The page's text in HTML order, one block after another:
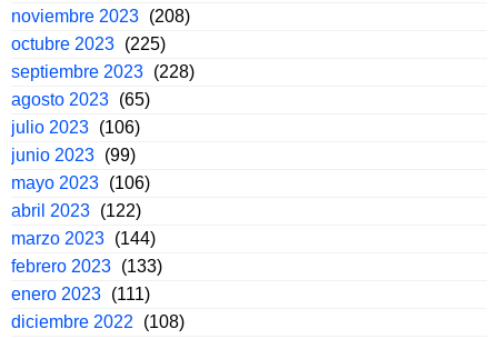
noviembre 2023 (208)
octubre 2023 (225)
septiembre 2023 (228)
agosto 2023 (65)
julio 2023 (106)
junio 2023 (99)
mayo 2023 (106)
abril 2023 (122)
marzo 2023 (144)
febrero 2023 (133)
enero 2023 (111)
diciembre 2022
(108)